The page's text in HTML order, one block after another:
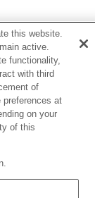
ャッタ
次へ
フリッカーレス
this website.
active.
functionality,
with third
of
preferences at
on your
of this